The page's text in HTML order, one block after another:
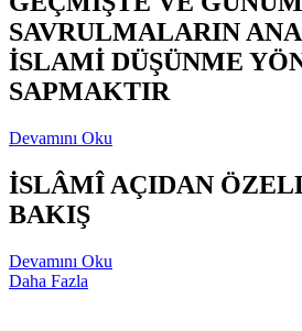
SAVRULMALARIN
İSLAMİ DÜŞÜNME
SAPMAKTIR
Devamını Oku
İSLÂMÎ AÇIDAN
BAKIŞ
Devamını Oku
Daha Fazla